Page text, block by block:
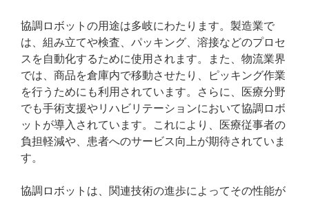
協調ロボットの用途は多岐にわたります。製造業で
は、組み立てや検査、パッキング、溶接などのプロセ
スを自動化するために使用されます。また、物流業界
では、商品を倉庫内で移動させたり、ピッキング作業
を行うためにも利用されています。さらに、医療分野
でも手術支援やリハビリテーションにおいて協調ロボ
ットが導入されています。これにより、医療従事者の
負担軽減や、患者へのサービス向上が期待されていま
す。
協調ロボットは、関連技術の進歩によってその性能が